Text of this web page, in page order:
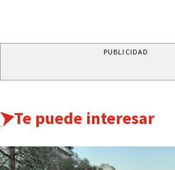
PUBLICIDAD
Te puede interesar